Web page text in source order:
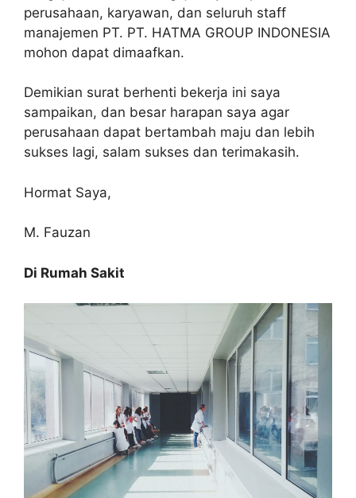
perusahaan, karyawan, dan seluruh staff
manajemen PT. PT. HATMA GROUP INDONESIA
mohon dapat dimaafkan.
Demikian surat berhenti bekerja ini saya
sampaikan, dan besar harapan saya agar
perusahaan dapat bertambah maju dan lebih
sukses lagi, salam sukses dan terimakasih.
Hormat Saya,
M. Fauzan
Di Rumah Sakit